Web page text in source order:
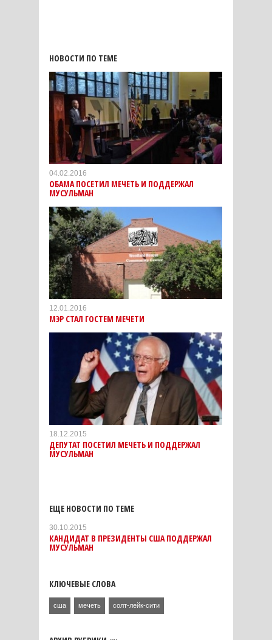
НОВОСТИ ПО ТЕМЕ
04.02.2016
ОБАМА ПОСЕТИЛ МЕЧЕТЬ И ПОДДЕРЖАЛ
МУСУЛЬМАН
12.01.2016
МЭР СТАЛ ГОСТЕМ МЕЧЕТИ
18.12.2015
ДЕПУТАТ ПОСЕТИЛ МЕЧЕТЬ И ПОДДЕРЖАЛ
МУСУЛЬМАН
ЕЩЕ НОВОСТИ ПО ТЕМЕ
30.10.2015
КАНДИДАТ В ПРЕЗИДЕНТЫ США ПОДДЕРЖАЛ
МУСУЛЬМАН
КЛЮЧЕВЫЕ СЛОВА
сша мечеть солт-лейк-сити